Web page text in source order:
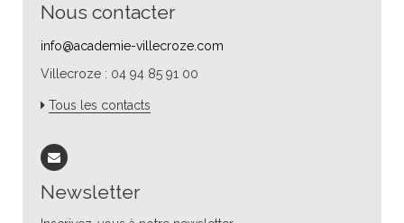
Nous contacter
info@academie-villecroze.com
Villecroze : 04 94 85 91 00
Tous les contacts
Newsletter